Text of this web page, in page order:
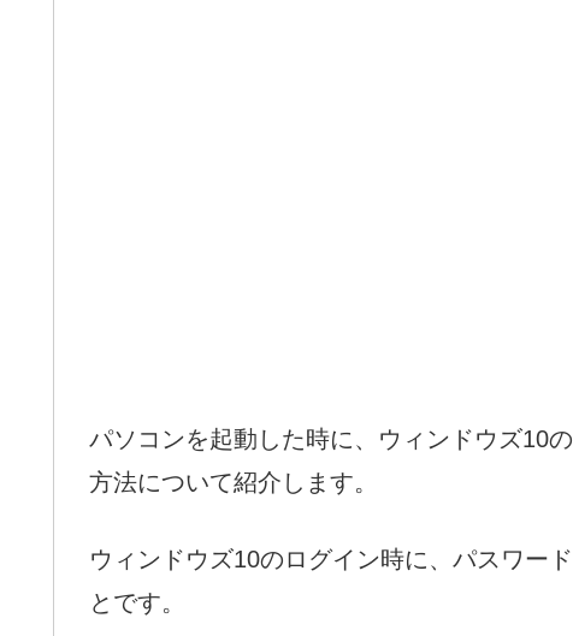
パソコンを起動した時に、ウィンドウズ10
方法について紹介します。
ウィンドウズ10のログイン時に、パスワー
とです。